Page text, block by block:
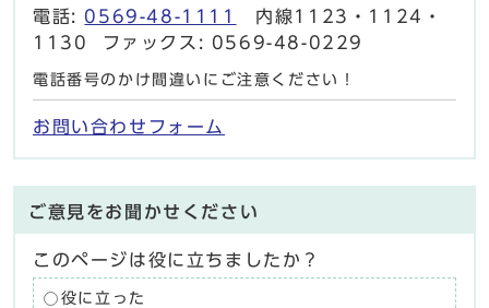
電話: 0569-48-1111
内線1123・1124・
1130 ファックス: 0569-48-0229
電話番号のかけ間違いにご注意ください！
お問い合わせフォーム
ご意見をお聞かせください
このページは役に立ちましたか？
役に立った